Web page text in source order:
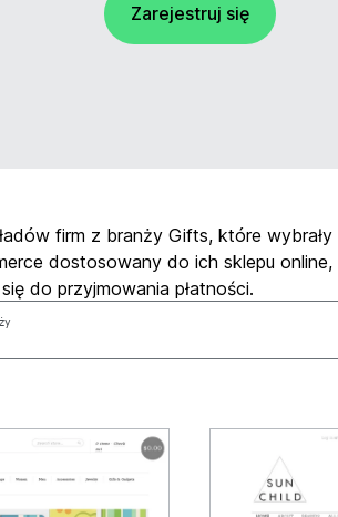
Zarejestruj się
firm z branży Gifts, które
dostosowany do ich sklepu online,
do przyjmowania płatności.